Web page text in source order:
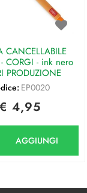
CANCELLABILE
CORGI - ink nero
PRODUZIONE
EP0020
€ 4,95
AGGIUNGI